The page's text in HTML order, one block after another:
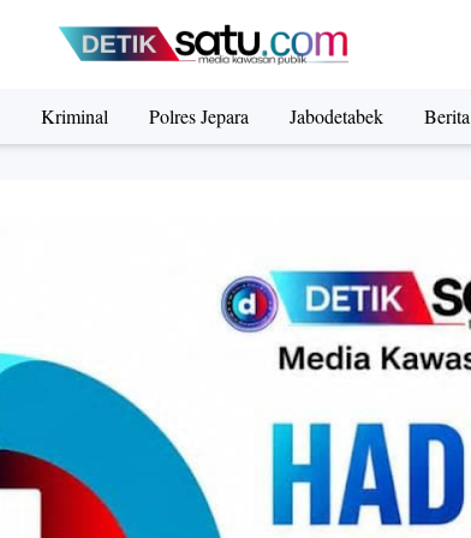
Kriminal Polres Jepara Jabodetabek